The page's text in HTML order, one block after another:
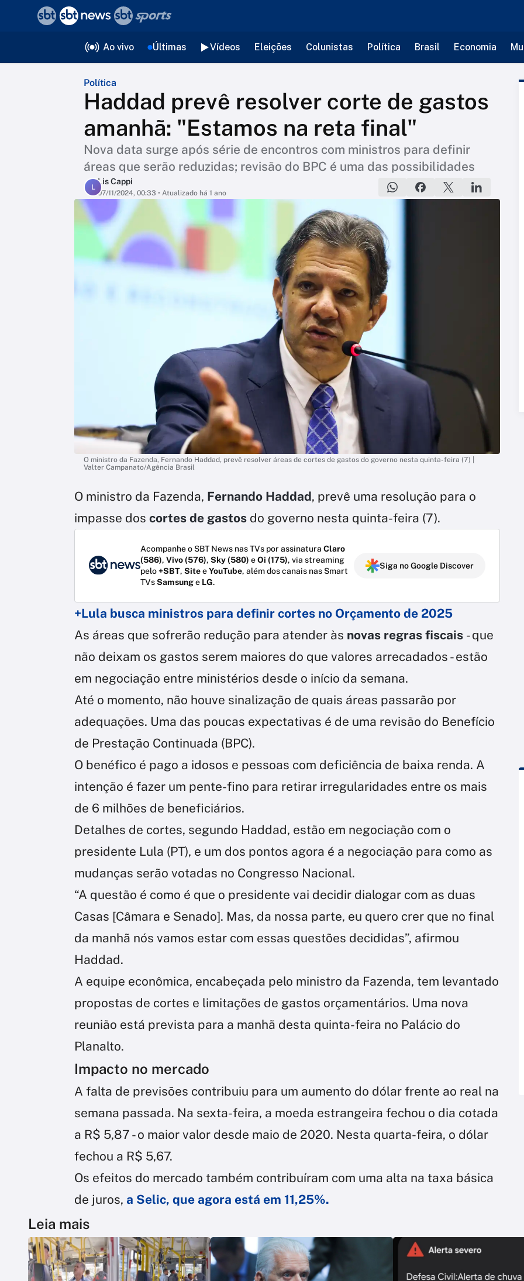
Ao vivo Últimas Vídeos Eleições Colunistas Política Brasil Economia
Política
Haddad prevê resolver corte de gastos
amanhã: "Estamos na reta final"
Nova data surge após série de encontros com ministros para definir
áreas que serão reduzidas; revisão do BPC é uma das possibilidades
L
Lis Cappi
07/11/2024, 00:33 • Atualizado há 1 ano
O ministro da Fazenda, Fernando Haddad, prevê resolver áreas de cortes de gastos do governo nesta quinta-feira (7) |
Valter Campanato/Agência Brasil
O ministro da Fazenda, Fernando Haddad, prevê uma resolução para o
impasse dos cortes de gastos do governo nesta quinta-feira (7).
Acompanhe o SBT News nas TVs por assinatura Claro
(586), Vivo (576), Sky (580) eOi (175), via streaming
pelo+SBT, SiteeYouTube, além dos canais nas Smart
TVsSamsunge LG.
Siga no Google Discover
+Lula busca ministros para definir cortes no Orçamento de 2025
As áreas que sofrerão redução para atender às novas regras fiscais - que
não deixam os gastos serem maiores do que valores arrecadados - estão
em negociação entre ministérios desde o início da semana.
Até o momento, não houve sinalização de quais áreas passarão por
adequações. Uma das poucas expectativas é de uma revisão do Benefício
de Prestação Continuada (BPC).
O benéfico é pago a idosos e pessoas com deficiência de baixa renda. A
intenção é fazer um pente-fino para retirar irregularidades entre os mais
de 6 milhões de beneficiários.
Detalhes de cortes, segundo Haddad, estão em negociação com o
presidente Lula (PT), e um dos pontos agora é a negociação para como as
mudanças serão votadas no Congresso Nacional.
“A questão é como é que o presidente vai decidir dialogar com as duas
Casas [Câmara e Senado]. Mas, da nossa parte, eu quero crer que no final
da manhã nós vamos estar com essas questões decididas”, afirmou
Haddad.
A equipe econômica, encabeçada pelo ministro da Fazenda, tem levantado
propostas de cortes e limitações de gastos orçamentários. Uma nova
reunião está prevista para a manhã desta quinta-feira no Palácio do
Planalto.
Impacto no mercado
A falta de previsões contribuiu para um aumento do dólar frente ao real na
semana passada. Na sexta-feira, a moeda estrangeira fechou o dia cotada
a R$ 5,87 - o maior valor desde maio de 2020. Nesta quarta-feira, o dólar
fechou a R$ 5,67.
Os efeitos do mercado também contribuíram com uma alta na taxa básica
de juros, a Selic, que agora está em 11,25%.
Leia mais
voltar
Editorias